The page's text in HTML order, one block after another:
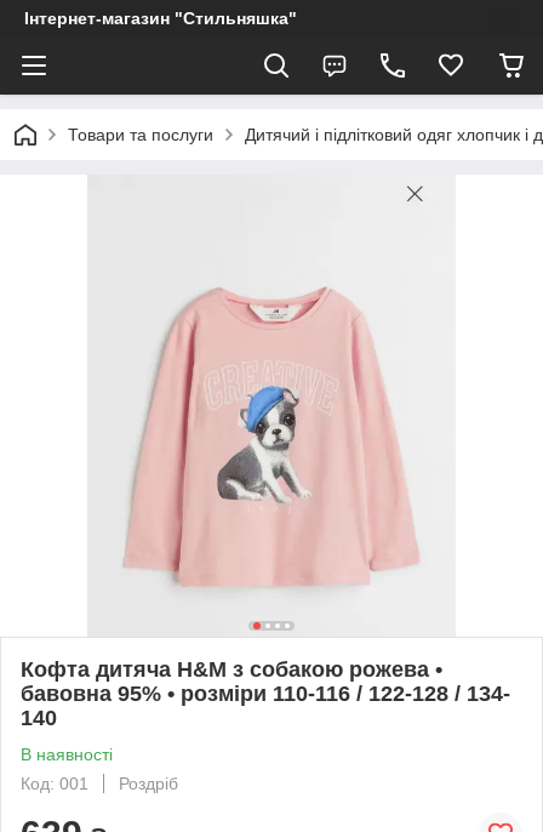
Інтернет-магазин "Стильняшка"
Товари та послуги Дитячий і підлітковий одяг хлопчик і
Кофта дитяча H&M з собакою рожева •
бавовна 95% • розміри 110-116 / 122-128 / 134-
140
В наявності
Код: 001
Роздріб